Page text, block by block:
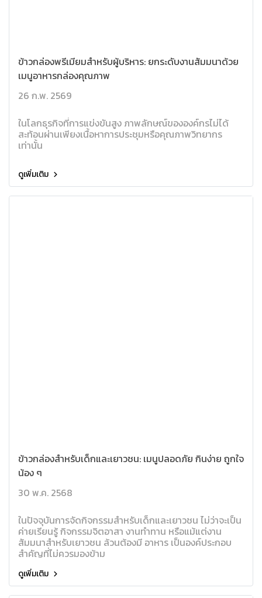
ข้าวกล่องพรีเมียมสำหรับผู้บริหาร: ยกระดับงานสัมมนาด้วย
เมนูอาหารกล่องคุณภาพ
26 ก.พ. 2569
ในโลกธุรกิจที่การแข่งขันสูง ภาพลักษณ์ขององค์กรไม่ได้
สะท้อนผ่านเพียงเนื้อหาการประชุมหรือคุณภาพวิทยากร
เท่านั้น
ดูเพิ่มเติม
ข้าวกล่องสำหรับเด็กและเยาวชน: เมนูปลอดภัย กินง่าย ถูกใจ
น้อง ๆ
30 พ.ค. 2568
ในปัจจุบันการจัดกิจกรรมสำหรับเด็กและเยาวชน ไม่ว่าจะเป็น
ค่ายเรียนรู้ กิจกรรมจิตอาสา งานทำทาน หรือแม้แต่งาน
สัมมนาสำหรับเยาวชน ล้วนต้องมี อาหาร เป็นองค์ประกอบ
สำคัญที่ไม่ควรมองข้าม
ดูเพิ่มเติม